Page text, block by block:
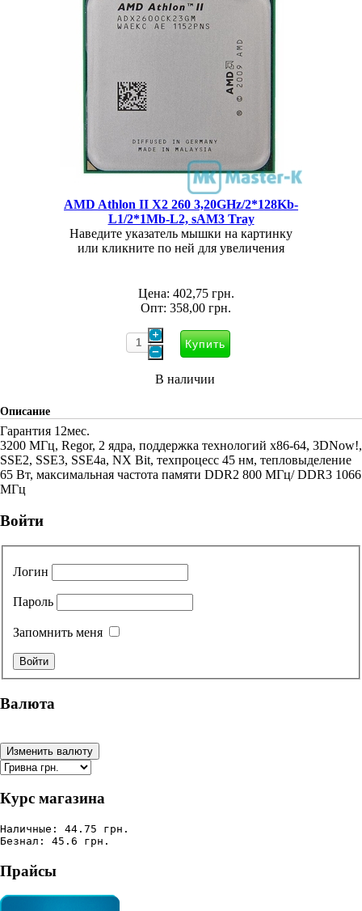
AMD Athlon II X2 260 3,20GHz/2*128Kb-
L1/2*1Mb-L2, sAM3 Tray
Наведите указатель мышки на картинку
или кликните по ней для увеличения
Цена: 402,75 грн.
Опт: 358,00 грн.
В наличии
Описание
Гарантия 12мес.
3200 МГц, Regor, 2 ядра, поддержка технологий x86-64, 3DNow!,
SSE2, SSE3, SSE4a, NX Bit, техпроцесс 45 нм, тепловыделение
65 Вт, максимальная частота памяти DDR2 800 МГц/ DDR3 1066
МГц
Войти
Логин
Пароль
Запомнить меня
Валюта
Курс магазина
Наличные: 44.75 грн.
Безнал: 45.6 грн.
Прайсы